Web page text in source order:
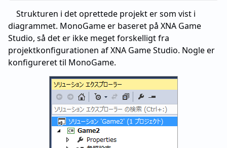
Strukturen i det oprettede projekt er som vist i
diagrammet. MonoGame er baseret på XNA Game
Studio, så det er ikke meget forskelligt fra
projektkonfigurationen af XNA Game Studio. Nogle er
konfigureret til MonoGame.